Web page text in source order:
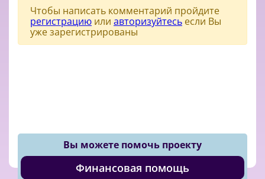
Чтобы написать комментарий пройдите
регистрацию или авторизуйтесь если Вы
уже зарегистрированы
Вы можете помочь проекту
Финансовая помощь